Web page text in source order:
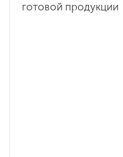
готовой продукции